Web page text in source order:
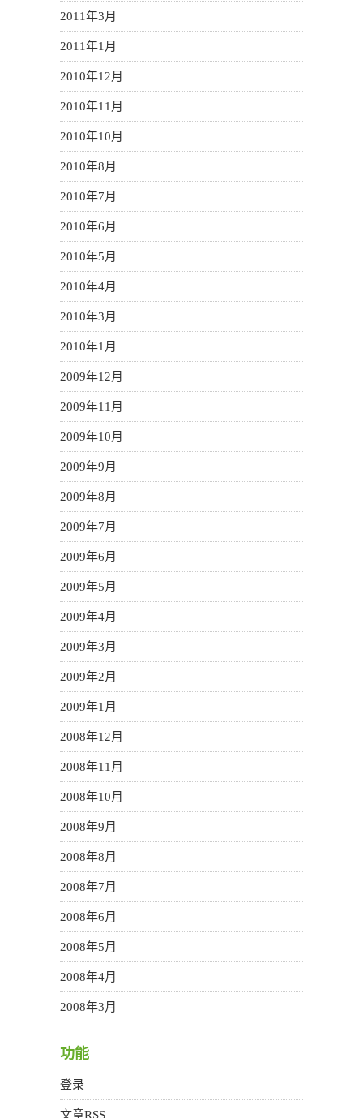
2011年3月
2011年1月
2010年12月
2010年11月
2010年10月
2010年8月
2010年7月
2010年6月
2010年5月
2010年4月
2010年3月
2010年1月
2009年12月
2009年11月
2009年10月
2009年9月
2009年8月
2009年7月
2009年6月
2009年5月
2009年4月
2009年3月
2009年2月
2009年1月
2008年12月
2008年11月
2008年10月
2008年9月
2008年8月
2008年7月
2008年6月
2008年5月
2008年4月
2008年3月
功能
登录
文章RSS